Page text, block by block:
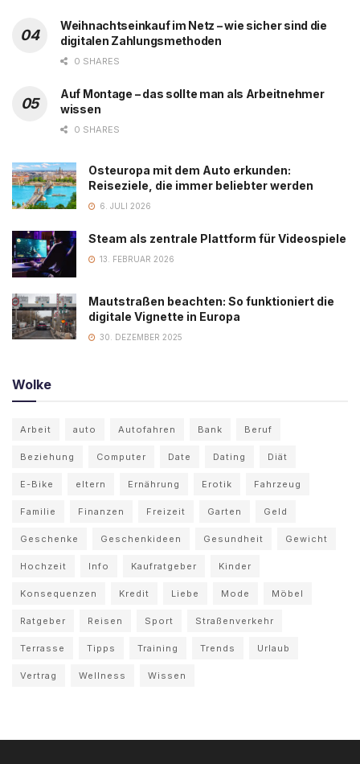
Weihnachtseinkauf im Netz – wie sicher sind die
digitalen Zahlungsmethoden
0 SHARES
Auf Montage – das sollte man als Arbeitnehmer
wissen
0 SHARES
Osteuropa mit dem Auto erkunden:
Reiseziele, die immer beliebter werden
6. JULI 2026
Steam als zentrale Plattform für Videospiele
13. FEBRUAR 2026
Mautstraßen beachten: So funktioniert die
digitale Vignette in Europa
30. DEZEMBER 2025
Wolke
Arbeit auto Autofahren Bank Beruf
Beziehung Computer Date Dating Diät
E-Bike eltern Ernährung Erotik Fahrzeug
Familie Finanzen Freizeit Garten Geld
Geschenke Geschenkideen Gesundheit Gewicht
Hochzeit Info Kaufratgeber Kinder
Konsequenzen Kredit Liebe Mode Möbel
Ratgeber Reisen Sport Straßenverkehr
Terrasse Tipps Training Trends Urlaub
Vertrag Wellness Wissen